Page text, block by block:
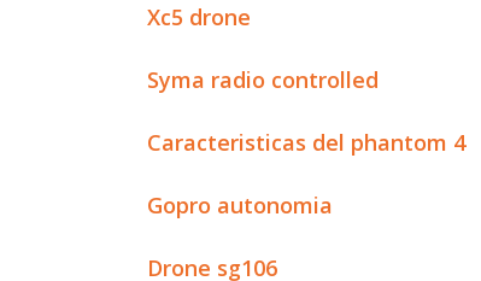
Xc5 drone
Syma radio controlled
Caracteristicas del phantom 4
Gopro autonomia
Drone sg106